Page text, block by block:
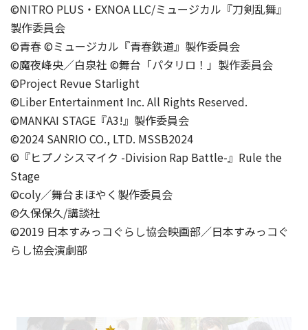
©NITRO PLUS・EXNOA LLC/ミュージカル『刀剣乱舞』
製作委員会
©青春 ©ミュージカル『青春鉄道』製作委員会
©魔夜峰央／白泉社 ©舞台「パタリロ！」製作委員会
©Project Revue Starlight
©Liber Entertainment Inc. All Rights Reserved.
©MANKAI STAGE『A3!』製作委員会
©2024 SANRIO CO., LTD. MSSB2024
©『ヒプノシスマイク -Division Rap Battle-』Rule the
Stage
©coly／舞台まほやく製作委員会
©久保保久/講談社
©2019 日本すみっコぐらし協会映画部／日本すみっコぐ
らし協会演劇部